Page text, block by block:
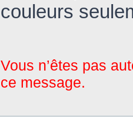
couleurs
Vous n’êtes pas
ce message.